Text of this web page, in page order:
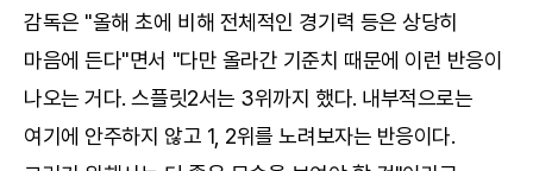
감독은 "올해 초에 비해 전체적인 경기력 등은 상당히
마음에 든다"면서 "다만 올라간 기준치 때문에 이런 반응이
나오는 거다. 스플릿2서는 3위까지 했다. 내부적으로는
여기에 안주하지 않고 1, 2위를 노려보자는 반응이다.